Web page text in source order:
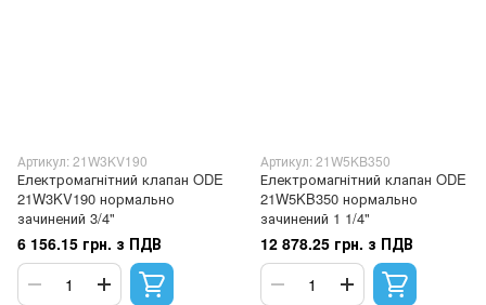
Артикул: 21W3KV190
Електромагнітний клапан ODE
21W3KV190 нормально
зачинений 3/4"
6 156.15 грн. з ПДВ
Артикул: 21W5KB350
Електромагнітний клапан ODE
21W5KB350 нормально
зачинений 1 1/4"
12 878.25 грн. з ПДВ